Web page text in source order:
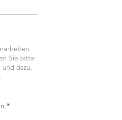
Sie bitte
dazu,
.